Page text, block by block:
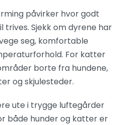
påvirker hvor godt
trives. Sjekk om dyrene har
seg, komfortable
For katter
borte fra hundene,
og skjulesteder.
ute i trygge luftegårder
både hunder og katter er